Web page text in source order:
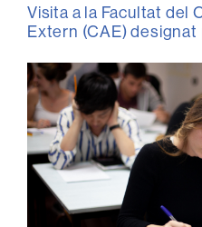
Visita a la Facultat del
Extern (CAE) designat